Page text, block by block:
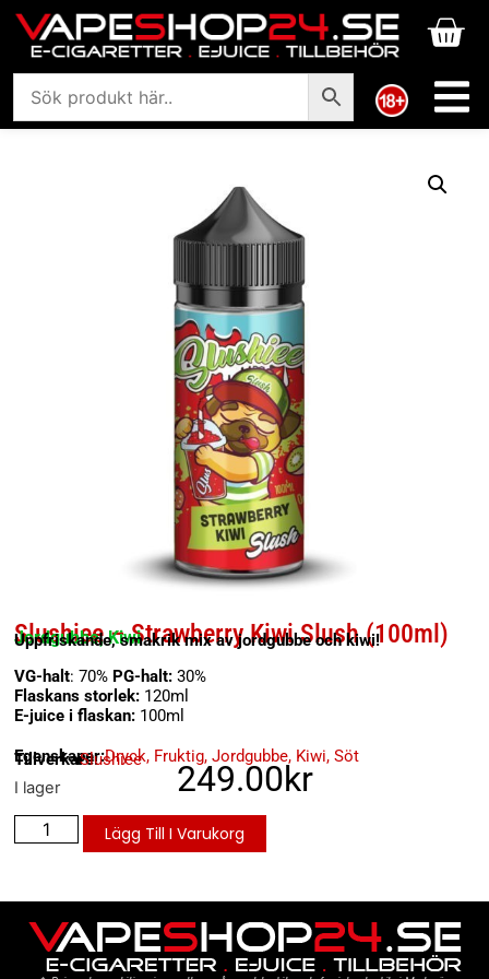
Slushiee – Strawberry Kiwi Slush (100ml)
Jordgubbe, Kiwi
Uppfriskande, smakrik mix av jordgubbe och kiwi!
VG-halt: 70% PG-halt: 30%
Flaskans storlek: 120ml
E-juice i flaskan: 100ml
Egenskaper:Dryck, Fruktig,Jordgubbe, Kiwi,Söt
Tillverkare:Slushiee 249.00kr
I lager
Lägg Till I Varukorg